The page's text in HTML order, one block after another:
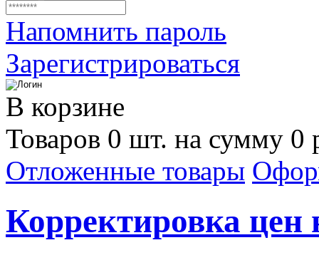
Напомнить пароль
Зарегистрироваться
В корзине
Товаров 0 шт. на сумму 0
Отложенные товары
Корректировка цен